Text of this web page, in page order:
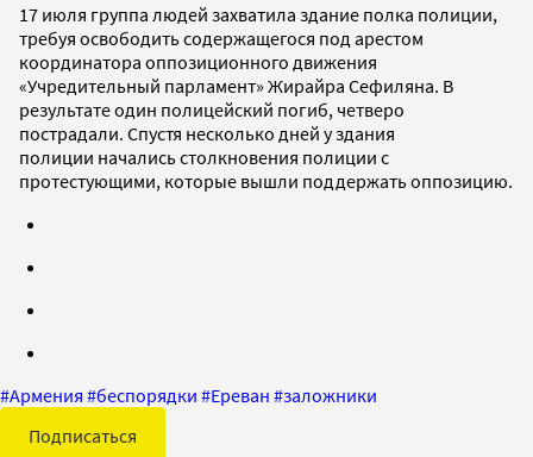
17 июля группа людей захватила здание полка полиции,
требуя освободить содержащегося под арестом
координатора оппозиционного движения
«Учредительный парламент» Жирайра Сефиляна. В
результате один полицейский погиб, четверо
пострадали. Спустя несколько дней у здания
полиции начались столкновения полиции с
протестующими, которые вышли поддержать оппозицию.
#Армения #беспорядки #Ереван #заложники
Подписаться